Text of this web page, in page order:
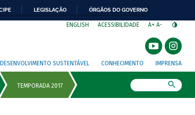
LEGISLAÇÃO ÓRGÃOS DO GOVERNO
ENGLISH ACESSIBILIDADE A+ A-
DESENVOLVIMENTO SUSTENTÁVEL CONHECIMENTO IMPRENSA